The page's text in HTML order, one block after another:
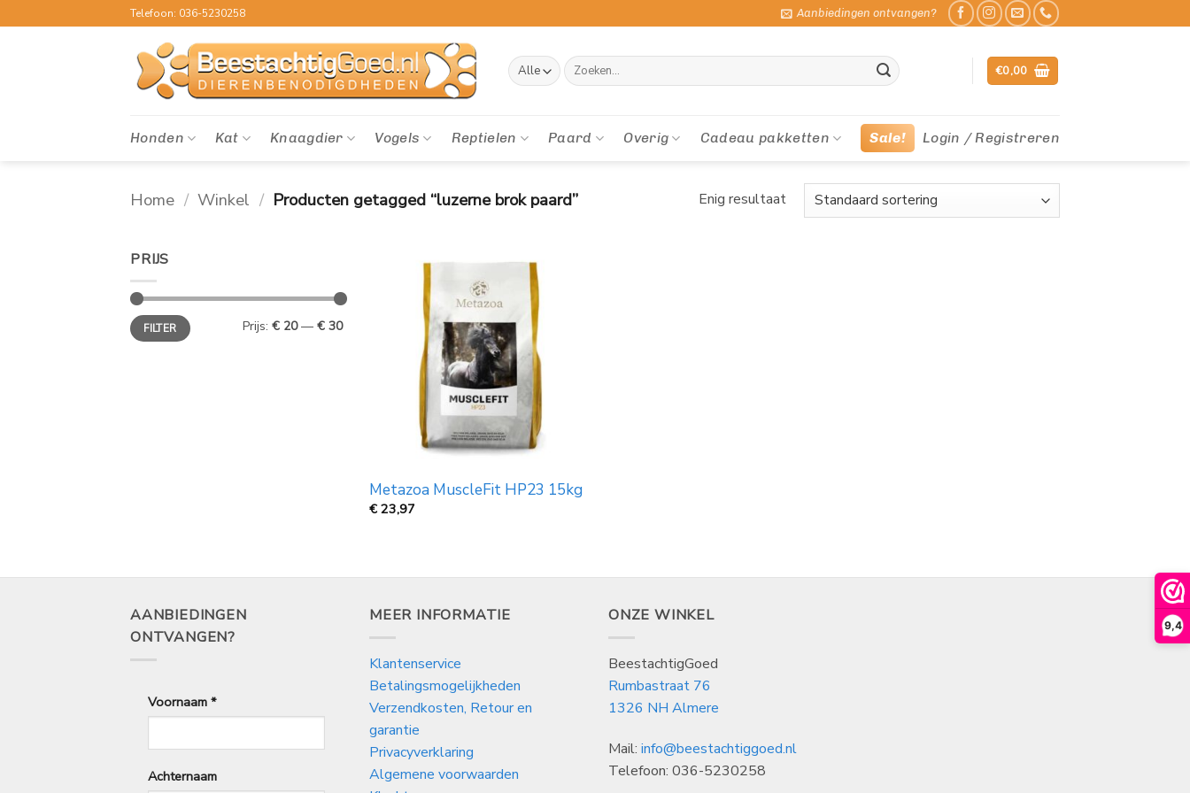
9,4
naar
Telefoon: 036-5230258 Aanbiedingen ontvangen?
Zoeken
naar:
€0,00
Honden Kat Knaagdier Vogels Reptielen Paard Overig Cadeau pakketten Sale! Login / Registreren
Home / Winkel / Producten getagged “luzerne brok paard” Enig resultaat
PRIJS
Min.
prijs
Max.
prijsFILTER Prijs: € 20— € 30
Metazoa MuscleFit HP23 15kg
€ 23,97
AANBIEDINGEN
ONTVANGEN?
Voornaam *
Achternaam
MEER INFORMATIE
Klantenservice
Betalingsmogelijkheden
Verzendkosten, Retour en
garantie
Privacyverklaring
Algemene voorwaarden
ONZE WINKEL
BeestachtigGoed
Rumbastraat 76
1326 NH Almere
Mail: info@beestachtiggoed.nl
Telefoon: 036-5230258